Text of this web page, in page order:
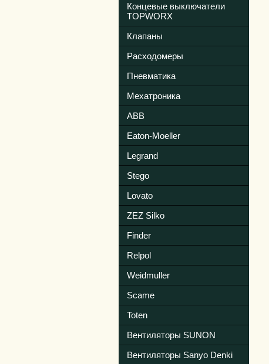
Концевые выключатели
TOPWORX
Клапаны
Расходомеры
Пневматика
Мехатроника
ABB
Eaton-Moeller
Legrand
Stego
Lovato
ZEZ Silko
Finder
Relpol
Weidmuller
Scame
Toten
Вентиляторы SUNON
Вентиляторы Sanyo Denki